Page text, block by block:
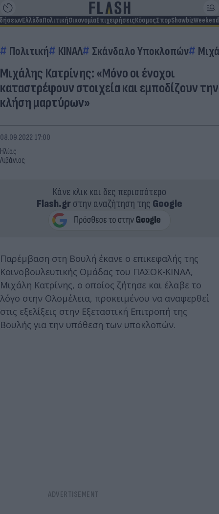
ΕλλάδαΠολιτικήΟικονομίαΕπιχειρήσειςΚόσμοςΣπορShowbizWeekend
Πολιτική ΚΙΝΑΛ Σκάνδαλο Υποκλοπών
Μιχάλης Κατρίνης: «Μόνο οι ένοχοι
καταστρέφουν στοιχεία και εμποδίζουν την
κλήση μαρτύρων»
Ηλίας
Λιβάνιος
08.09.2022 17:00
Κάνε κλικ και δες περισσότερο
Flash.grστην αναζήτηση της Google
Παρέμβαση στη Βουλή έκανε ο επικεφαλής της
Κοινοβουλευτικής Ομάδας του ΠΑΣΟΚ-ΚΙΝΑΛ,
Μιχάλη Κατρίνης, ο οποίος ζήτησε και έλαβε το
λόγο στην Ολομέλεια, προκειμένου να αναφερθεί
στις εξελίξεις στην Εξεταστική Επιτροπή της
Βουλής για την υπόθεση των υποκλοπών.